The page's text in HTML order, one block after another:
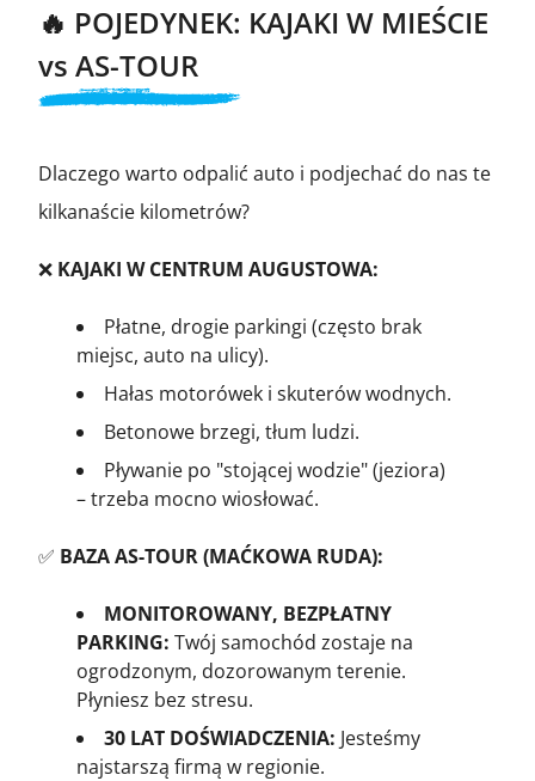
🔥 POJEDYNEK: KAJAKI W MIEŚCIE
vs AS-TOUR
Dlaczego warto odpalić auto i podjechać do nas te
kilkanaście kilometrów?
❌ KAJAKI W CENTRUM AUGUSTOWA:
Płatne, drogie parkingi (często brak
miejsc, auto na ulicy).
Hałas motorówek i skuterów wodnych.
Betonowe brzegi, tłum ludzi.
Pływanie po "stojącej wodzie" (jeziora)
– trzeba mocno wiosłować.
✅ BAZA AS-TOUR (MAĆKOWA RUDA):
MONITOROWANY, BEZPŁATNY
PARKING: Twój samochód zostaje na
ogrodzonym, dozorowanym terenie.
Płyniesz bez stresu.
30 LAT DOŚWIADCZENIA: Jesteśmy
najstarszą firmą w regionie.